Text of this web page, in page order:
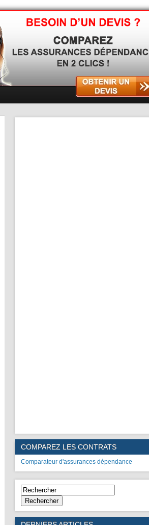
COMPAREZ LES CONTRATS
Comparateur d'assurances dépendance
Rechercher